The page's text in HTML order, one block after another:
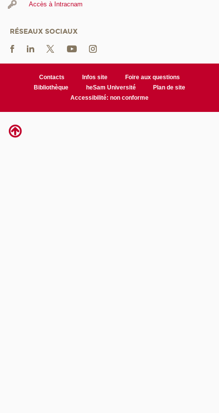
Accès à Intracnam
RÉSEAUX SOCIAUX
Contacts Infos site
Foire aux questions
Bibliothèque
heSam Université
Plan de site
Accessibilité: non conforme